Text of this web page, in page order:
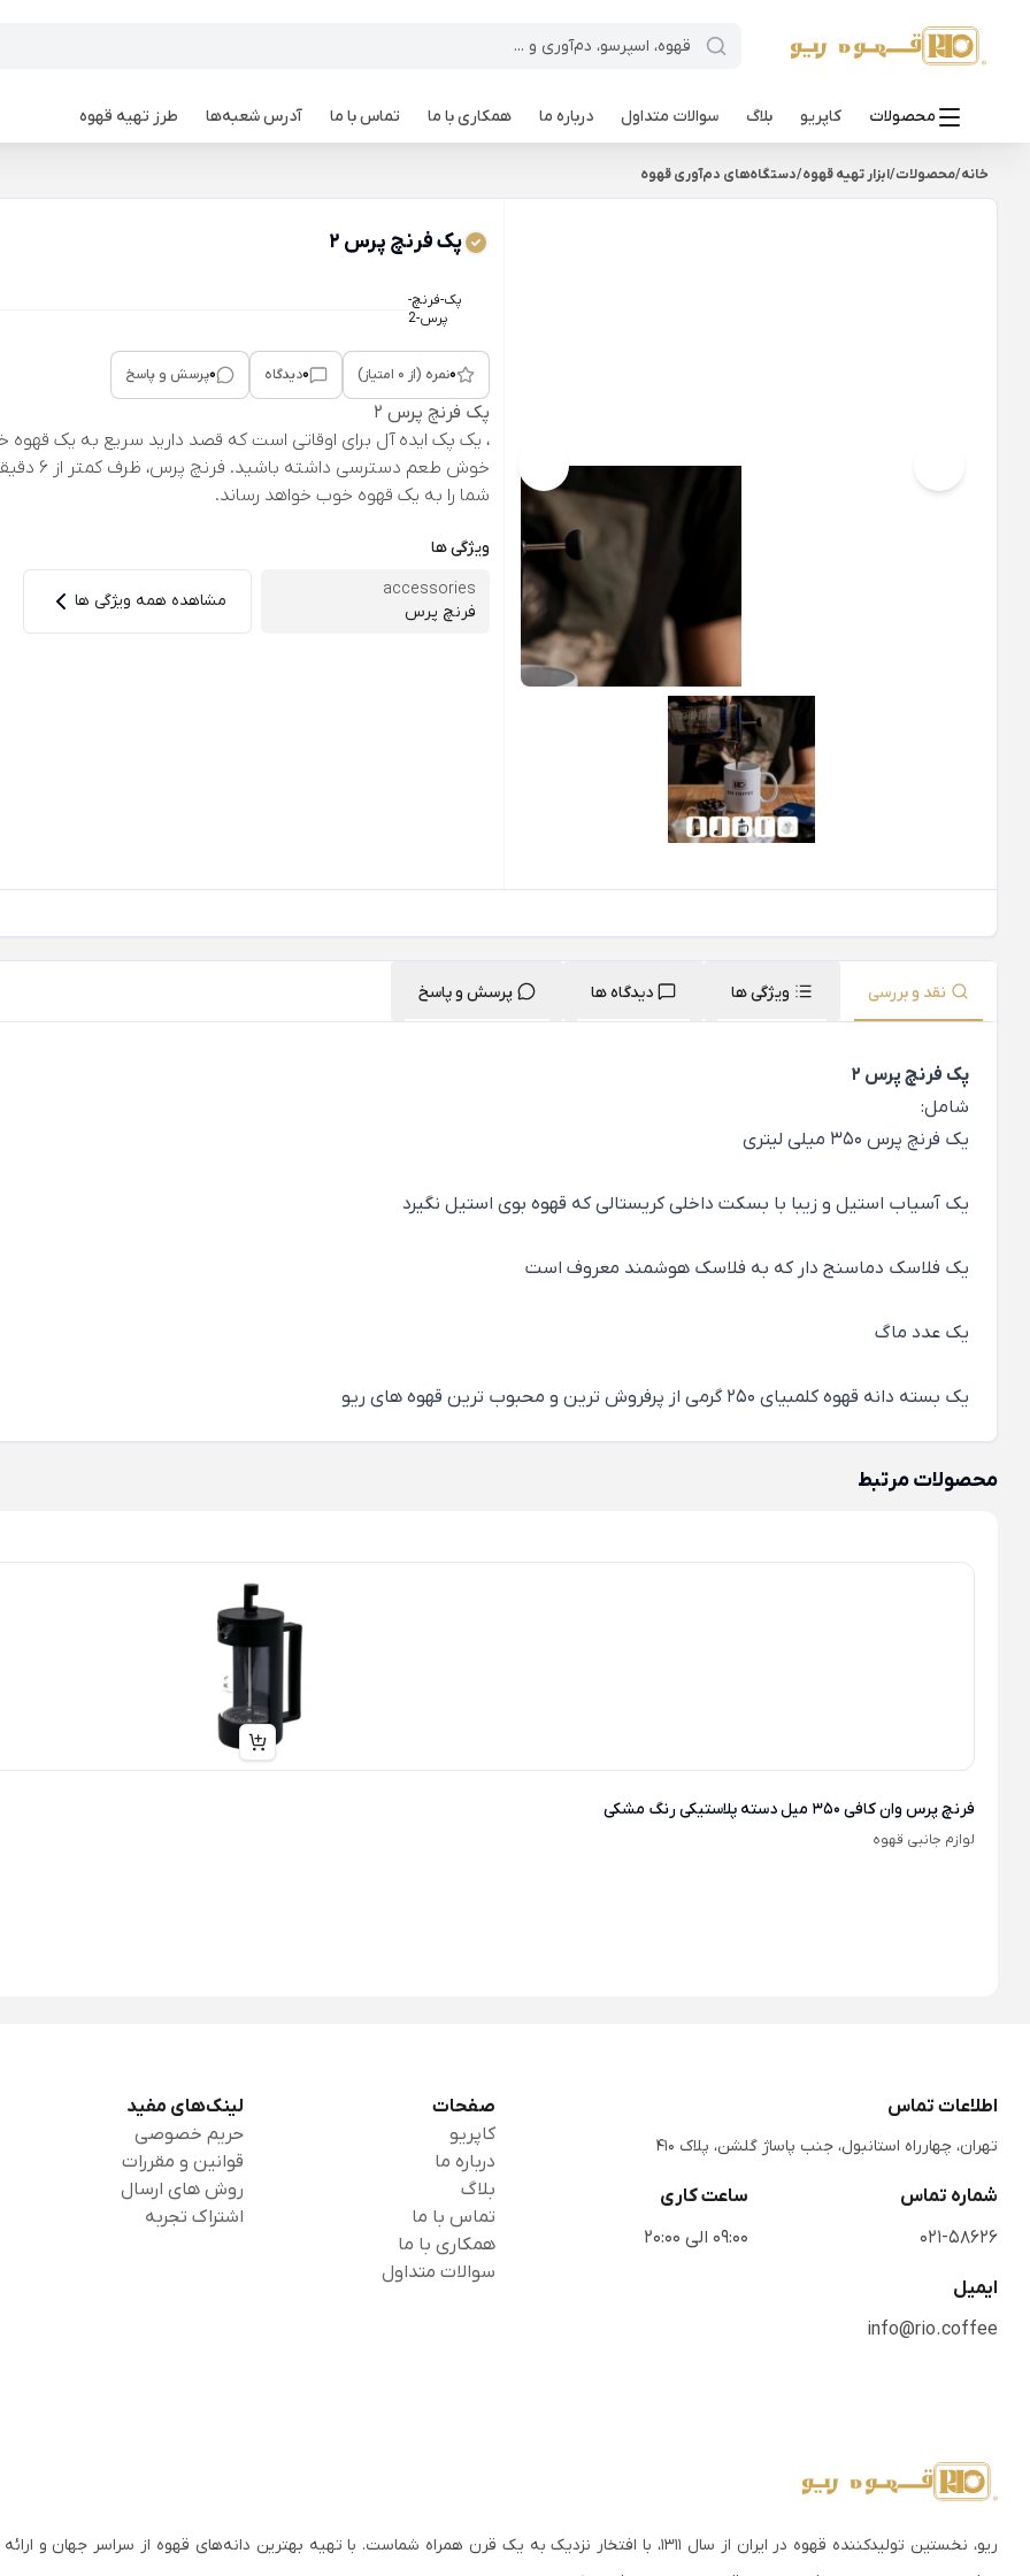
محصولات کاپریو بلاگ سوالات متداول درباره ما همکاری با ما تماس با ما آدرس شعبه‌ها طرز تهیه قهوه
خانه/محصولات/ابزار تهیه قهوه/دستگاه‌های دم‌آوری قهوه
پک فرنچ پرس 2
پک-فرنچ-
پرس-2
0نمره (از 0 امتیاز) 0دیدگاه 0پرسش و پاسخ
پک فرنچ پرس 2
، یک پک ایده آل برای اوقاتی است که قصد دارید سریع به یک قهوه
خوش طعم دسترسی داشته باشید. فرنچ
شما را به یک قهوه خوب خواهد رساند.
ویژگی ها
accessories
فرنچ پرس
مشاهده همه ویژگی ها
نقد و بررسی ویژگی ها دیدگاه ها پرسش و پاسخ
پک فرنچ پرس 2
شامل:
یک فرنچ پرس 350 میلی لیتری
یک آسیاب استیل و زیبا با بسکت داخلی کریستالی که قهوه بوی استیل نگیرد
یک فلاسک دماسنج دار که به فلاسک هوشمند معروف است
یک عدد ماگ
یک بسته دانه قهوه کلمبیای 250 گرمی از پرفروش ترین و محبوب ترین قهوه های ریو
محصولات مرتبط
فرنچ پرس وان کافی 350 میل دسته پلاستیکی رنگ مشکی
لوازم جانبی قهوه
اطلاعات تماس
تهران، چهارراه استانبول، جنب پاساژ گلشن، پلاک 410
شماره تماس
021-58626
ساعت کاری
09:00 الی 20:00
ایمیل
info@rio.coffee
صفحات
کاپریو
درباره ما
بلاگ
تماس با ما
همکاری با ما
سوالات متداول
لینک‌های مفید
حریم خصوصی
قوانین و مقررات
روش های ارسال
اشتراک تجربه
ریو، نخستین تولیدکننده قهوه در ایران از سال ۱۳۱۱، با افتخار نزدیک به یک قرن همراه شماست. با تهیه بهترین دانه‌های قهوه از سراسر جهان